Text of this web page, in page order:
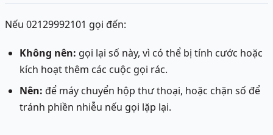
Nếu 02129992101 gọi đến:
Không nên: gọi lại số này, vì có thể bị tính cước hoặc
kích hoạt thêm các cuộc gọi rác.
Nên: để máy chuyển hộp thư thoại, hoặc chặn số để
tránh phiền nhiễu nếu gọi lặp lại.